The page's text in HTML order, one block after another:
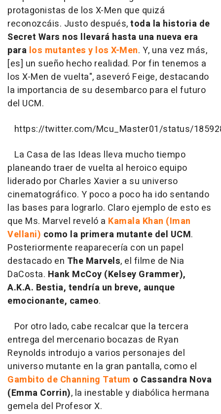
protagonistas de los X-Men que quizá
reconozcáis. Justo después,toda la historia de
Secret Wars nos llevará hasta una nueva era
para los mutantes y los X-Men. Y, una vez más,
[es] un sueño hecho realidad. Por fin tenemos a
los X-Men de vuelta", aseveró Feige, destacando
la importancia de su desembarco para el futuro
del UCM.
https://twitter.com/Mcu_Master01/status/
La Casa de las Ideas lleva mucho tiempo
planeando traer de vuelta al heroico equipo
liderado por Charles Xavier a su universo
cinematográfico. Y poco a poco ha ido sentando
las bases para lograrlo. Claro ejemplo de esto es
que Ms. Marvel reveló a Kamala Khan (Iman
Vellani) como la primera mutante del UCM.
Posteriormente reaparecería con un papel
destacado en The Marvels, el filme de Nia
DaCosta. Hank McCoy (Kelsey Grammer),
A.K.A. Bestia, tendría un breve, aunque
emocionante, cameo.
Por otro lado, cabe recalcar que la tercera
entrega del mercenario bocazas de Ryan
Reynolds introdujo a varios personajes del
universo mutante en la gran pantalla, como el
Gambito de Channing Tatum o Cassandra Nova
(Emma Corrin), la inestable y diabólica hermana
gemela del Profesor X.